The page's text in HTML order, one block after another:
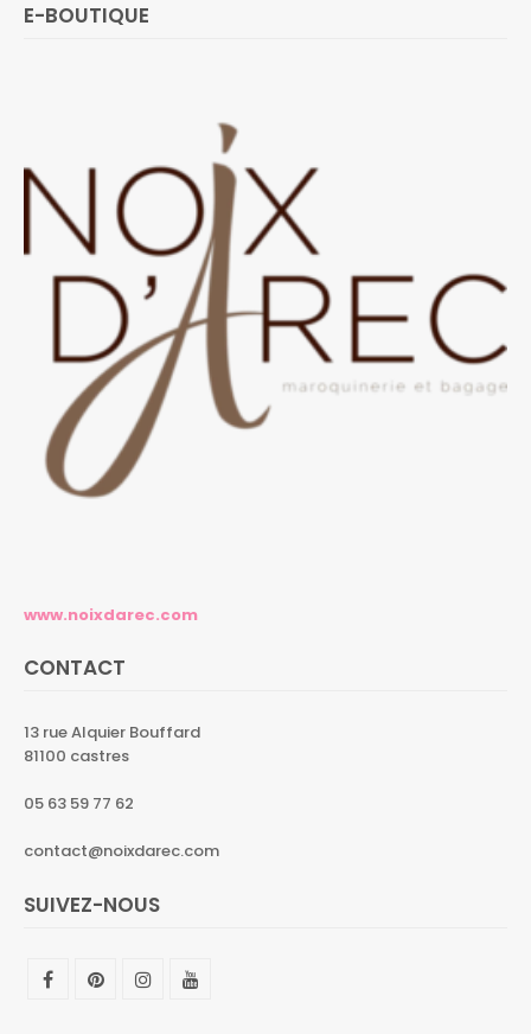
E-BOUTIQUE
www.noixdarec.com
CONTACT
13 rue Alquier Bouffard
81100 castres
05 63 59 77 62
contact@noixdarec.com
SUIVEZ-NOUS